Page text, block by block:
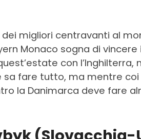
migliori centravanti al
Monaco sogna di
con
sa fare tutto, ma mentre
la Danimarca deve fare